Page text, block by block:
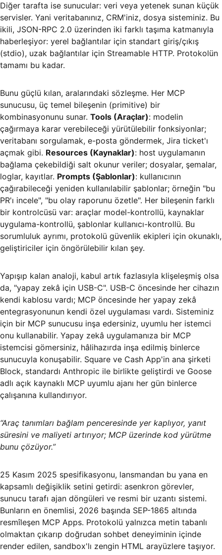
Diğer tarafta ise sunucular: veri veya yetenek sunan küçük
servisler. Yani veritabanınız, CRM'iniz, dosya sisteminiz. Bu
ikili, JSON-RPC 2.0 üzerinden iki farklı taşıma katmanıyla
haberleşiyor: yerel bağlantılar için standart giriş/çıkış
(stdio), uzak bağlantılar için Streamable HTTP. Protokolün
tamamı bu kadar.
Bunu güçlü kılan, aralarındaki sözleşme. Her MCP
sunucusu, üç temel bileşenin (primitive) bir
kombinasyonunu sunar. Tools (Araçlar): modelin
çağırmaya karar verebileceği yürütülebilir fonksiyonlar;
veritabanı sorgulamak, e-posta göndermek, Jira ticket'ı
açmak gibi. Resources (Kaynaklar): host uygulamanın
bağlama çekebildiği salt okunur veriler; dosyalar, şemalar,
loglar, kayıtlar. Prompts (Şablonlar): kullanıcının
çağırabileceği yeniden kullanılabilir şablonlar; örneğin "bu
PR'ı incele", "bu olay raporunu özetle". Her bileşenin farklı
bir kontrolcüsü var: araçlar model-kontrollü, kaynaklar
uygulama-kontrollü, şablonlar kullanıcı-kontrollü. Bu
sorumluluk ayrımı, protokolü güvenlik ekipleri için okunaklı,
geliştiriciler için öngörülebilir kılan şey.
Yapışıp kalan analoji, kabul artık fazlasıyla klişeleşmiş olsa
da, "yapay zekâ için USB-C". USB-C öncesinde her cihazın
kendi kablosu vardı; MCP öncesinde her yapay zekâ
entegrasyonunun kendi özel uygulaması vardı. Sisteminiz
için bir MCP sunucusu inşa edersiniz, uyumlu her istemci
onu kullanabilir. Yapay zekâ uygulamanıza bir MCP
istemcisi gömersiniz, hâlihazırda inşa edilmiş binlerce
sunucuyla konuşabilir. Square ve Cash App'in ana şirketi
Block, standardı Anthropic ile birlikte geliştirdi ve Goose
adlı açık kaynaklı MCP uyumlu ajanı her gün binlerce
çalışanına kullandırıyor.
“Araç tanımları bağlam penceresinde yer kaplıyor, yanıt
süresini ve maliyeti artırıyor; MCP üzerinde kod yürütme
bunu çözüyor.”
25 Kasım 2025 spesifikasyonu, lansmandan bu yana en
kapsamlı değişiklik setini getirdi: asenkron görevler,
sunucu tarafı ajan döngüleri ve resmi bir uzantı sistemi.
Bunların en önemlisi, 2026 başında SEP-1865 altında
resmîleşen MCP Apps. Protokolü yalnızca metin tabanlı
olmaktan çıkarıp doğrudan sohbet deneyiminin içinde
render edilen, sandbox'lı zengin HTML arayüzlere taşıyor.